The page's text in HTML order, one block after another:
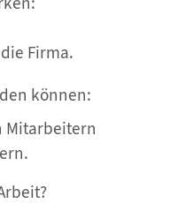
Firma.
können:
Mitarbeitern